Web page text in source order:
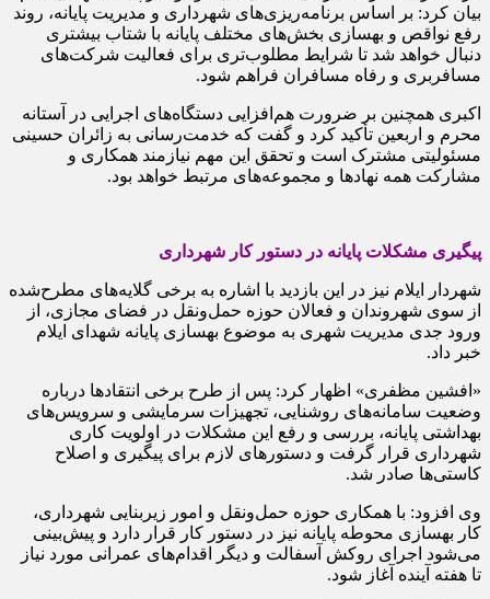
بیان کرد: بر اساس برنامه‌ریزی‌های شهرداری و مدیریت پایانه، روند
رفع نواقص و بهسازی بخش‌های مختلف پایانه با شتاب بیشتری
دنبال خواهد شد تا شرایط مطلوب‌تری برای فعالیت شرکت‌های
مسافربری و رفاه مسافران فراهم شود.
اکبری همچنین بر ضرورت هم‌افزایی دستگاه‌های اجرایی در آستانه
محرم و اربعین تأکید کرد و گفت که خدمت‌رسانی به زائران حسینی
مسئولیتی مشترک است و تحقق این مهم نیازمند همکاری و
مشارکت همه نهادها و مجموعه‌های مرتبط خواهد بود.
پیگیری مشکلات پایانه در دستور کار شهرداری
شهردار ایلام نیز در این بازدید با اشاره به برخی گلایه‌های مطرح‌شده
از سوی شهروندان و فعالان حوزه حمل‌ونقل در فضای مجازی، از
ورود جدی مدیریت شهری به موضوع بهسازی پایانه شهدای ایلام
خبر داد.
«افشین مظفری» اظهار کرد: پس از طرح برخی انتقادها درباره
وضعیت سامانه‌های روشنایی، تجهیزات سرمایشی و سرویس‌های
بهداشتی پایانه، بررسی و رفع این مشکلات در اولویت کاری
شهرداری قرار گرفت و دستورهای لازم برای پیگیری و اصلاح
کاستی‌ها صادر شد.
وی افزود: با همکاری حوزه حمل‌ونقل و امور زیربنایی شهرداری،
کار بهسازی محوطه پایانه نیز در دستور کار قرار دارد و پیش‌بینی
می‌شود اجرای روکش آسفالت و دیگر اقدام‌های عمرانی مورد نیاز
تا هفته آینده آغاز شود.